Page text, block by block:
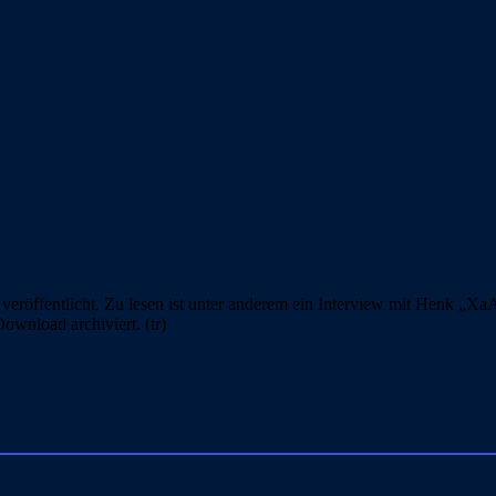
Zu lesen ist unter anderem ein Interview mit Henk
archiviert. (tr)